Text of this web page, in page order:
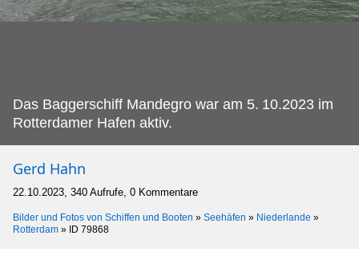
Das Baggerschiff Mandegro war am 5. 10.2023 im
Rotterdamer Hafen aktiv.
Gerd Hahn
22.10.2023, 340 Aufrufe, 0 Kommentare
Bilder und Fotos von Schiffen und Booten » Seehäfen » Niederlande »
Rotterdam » ID 79868